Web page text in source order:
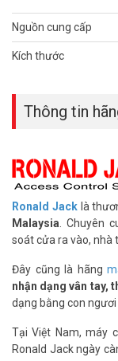
Nguồn cung cấp
Kích thước
Thông tin
Ronald Jacklà
Malaysia . Chuyên
soát cửa ra vào, nhà
Đây cũng là hãng
nhận dạng vân tay,
dạng bằng con ngươi
Tại Việt Nam, máy
Ronald Jack ngày